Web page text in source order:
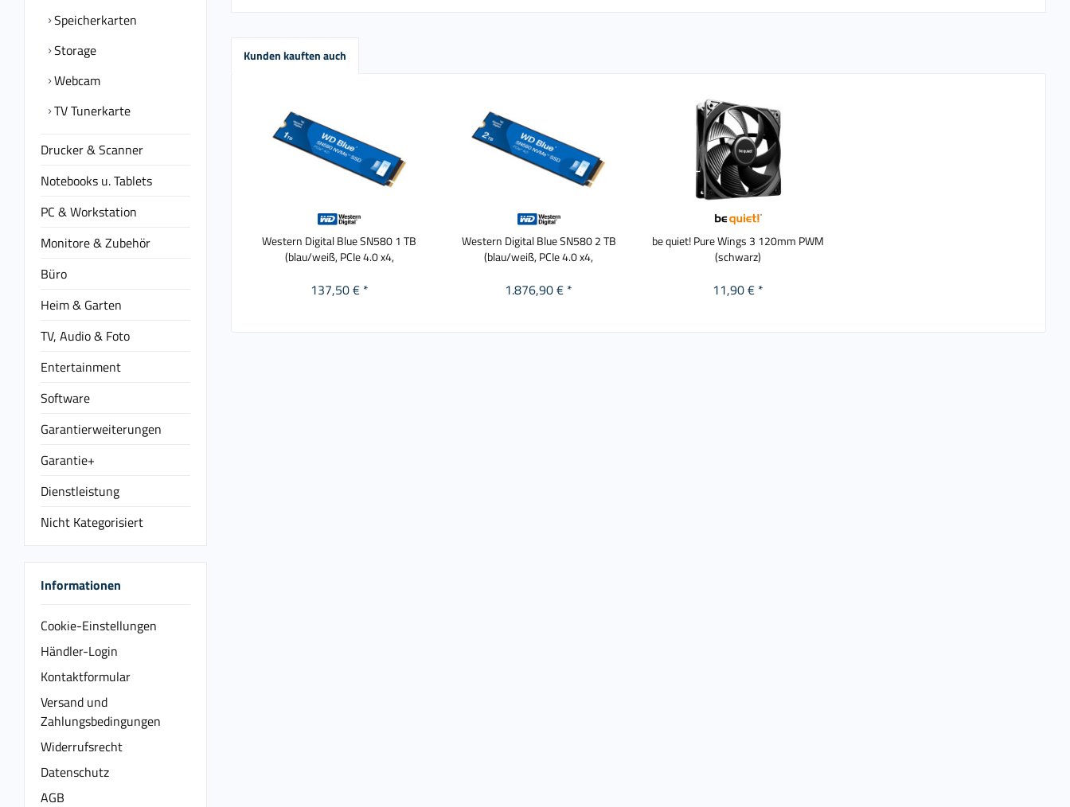
Speicherkarten
Storage
Webcam
TV Tunerkarte
Drucker & Scanner
Notebooks u. Tablets
PC & Workstation
Monitore & Zubehör
Büro
Heim & Garten
TV, Audio & Foto
Entertainment
Software
Garantierweiterungen
Garantie+
Dienstleistung
Nicht Kategorisiert
Informationen
Cookie-Einstellungen
Händler-Login
Kontaktformular
Versand und
Zahlungsbedingungen
Widerrufsrecht
Datenschutz
AGB
Kunden kauften auch
Western Digital Blue SN580 1 TB
(blau/weiß, PCIe 4.0 x4,
137,50 € *
Western Digital Blue SN580 2 TB
(blau/weiß, PCIe 4.0 x4,
1.876,90 € *
be quiet! Pure Wings 3 120mm PWM
(schwarz)
11,90 € *